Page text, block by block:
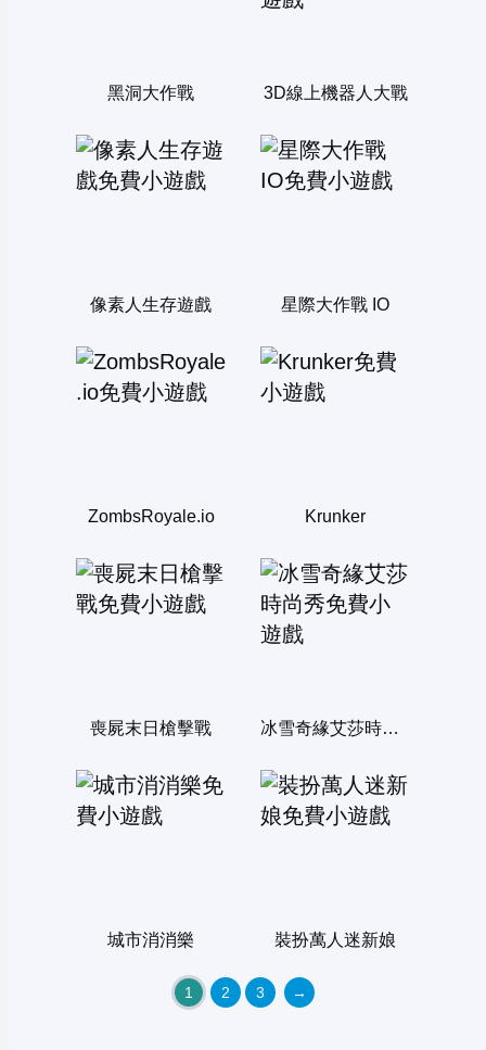
黑洞大作戰 3D線上機器人大戰
像素人生存遊戲 星際大作戰 IO
ZombsRoyale.io Krunker
喪屍末日槍擊戰 冰雪奇緣艾莎時尚秀
城市消消樂 裝扮萬人迷新娘
1 2 3 →